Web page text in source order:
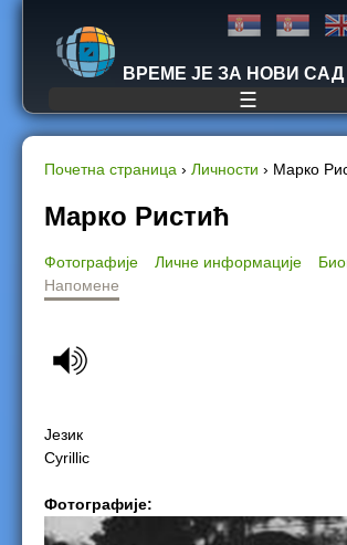
Jump to navigation
ВРЕМЕ ЈЕ ЗА НОВИ САД
☰
Y
o
u
e
e
Почетна страница › Личности › Марко
Марко Ристић
Фотографије Личне информације
Напомене
Језик
Cyrillic
Фотографије: